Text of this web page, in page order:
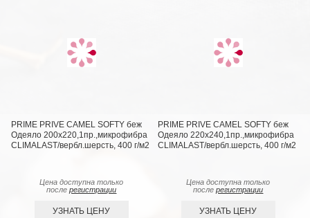
PRIME PRIVE CAMEL SOFTY беж
Одеяло 200х220,1пр.,микрофибра
CLIMALAST/вербл.шерсть, 400 г/м2
Цена доступна только
послерегистрации
УЗНАТЬ ЦЕНУ
PRIME PRIVE CAMEL SOFTY беж
Одеяло 220х240,1пр.,микрофибра
CLIMALAST/вербл.шерсть, 400 г/м2
Цена доступна только
послерегистрации
УЗНАТЬ ЦЕНУ